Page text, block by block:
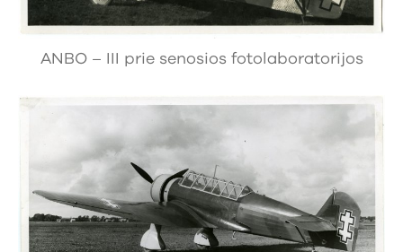
ANBO – III prie senosios fotolaboratorijos